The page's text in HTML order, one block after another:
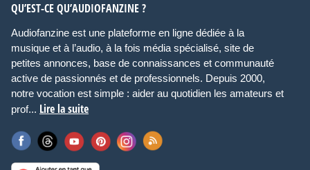
QU’EST-CE QU’AUDIOFANZINE ?
Audiofanzine est une plateforme en ligne dédiée à la
musique et à l’audio, à la fois média spécialisé, site de
petites annonces, base de connaissances et communauté
active de passionnés et de professionnels. Depuis 2000,
notre vocation est simple : aider au quotidien les amateurs et
prof... Lire la suite